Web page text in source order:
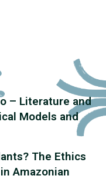
– Literature and
Models and
The Ethics
Amazonian